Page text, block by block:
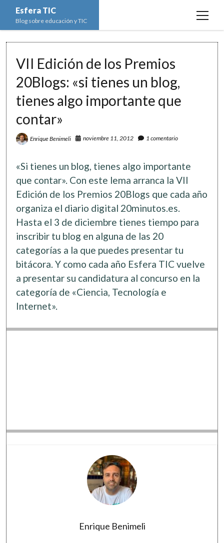
Esfera TIC
Blog sobre educación y TIC
open
Educación y TIC open
Actualidad
Escuela de padres
Espacios
Formación
Asignaturas open
Ciencias Naturales
Ed. Plástica y Visual
Geografía e Historia
Música
Informática open
Imagen digital
Ofimática open
Hoja de cálculo
Redes de ordenadores
Redes sociales
Sistemas Operativos
Matemáticas
Estadística
twitterfacebook
VII Edición de los Premios
20Blogs: «si tienes un blog,
tienes algo importante que
contar»
Enrique Benimeli noviembre 11, 2012 1 comentario
«Si tienes un blog, tienes algo importante
que contar». Con este lema arranca la VII
Edición de los Premios 20Blogs que cada año
organiza el diario digital 20minutos.es.
Hasta el 3 de diciembre tienes tiempo para
inscribir tu blog en alguna de las 20
categorías a la que puedes presentar tu
bitácora. Y como cada año Esfera TIC vuelve
a presentar su candidatura al concurso en la
categoría de «Ciencia, Tecnología e
Internet».
Enrique Benimeli